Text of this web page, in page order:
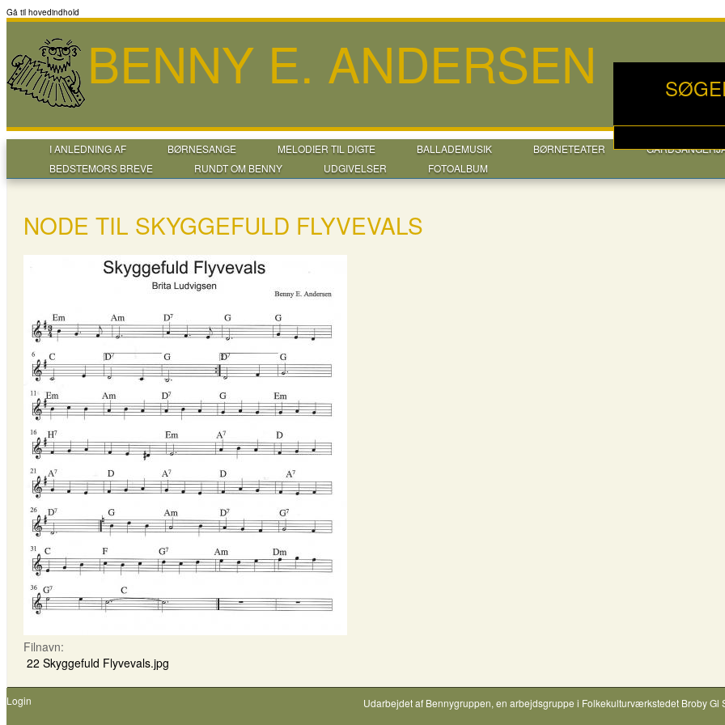
Gå til hovedindhold
BENNY E. ANDERSEN
I ANLEDNING AF BØRNESANGE MELODIER TIL DIGTE BALLADEMUSIK BØRNETEATER
BEDSTEMORS BREVE
RUNDT OM BENNY UDGIVELSER FOTOALBUM
NODE TIL SKYGGEFULD FLYVEVALS
Filnavn:
22 Skyggefuld Flyvevals.jpg
Login Udarbejdet af Bennygruppen, en arbejdsgruppe i Folkekulturværkstedet Broby Gl